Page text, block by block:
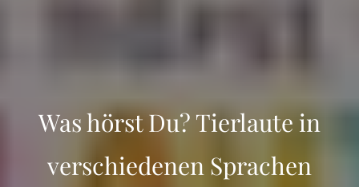
Was hörst Du? Tierlaute in
verschiedenen Sprachen